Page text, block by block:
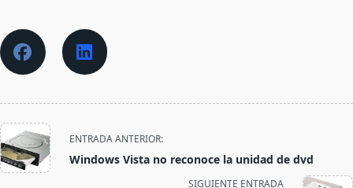
<span
class="nav-
subtitle
ENTRADA ANTERIOR:
Windows Vista no reconoce la unidad de dvd
SIGUIENTE ENTRADA